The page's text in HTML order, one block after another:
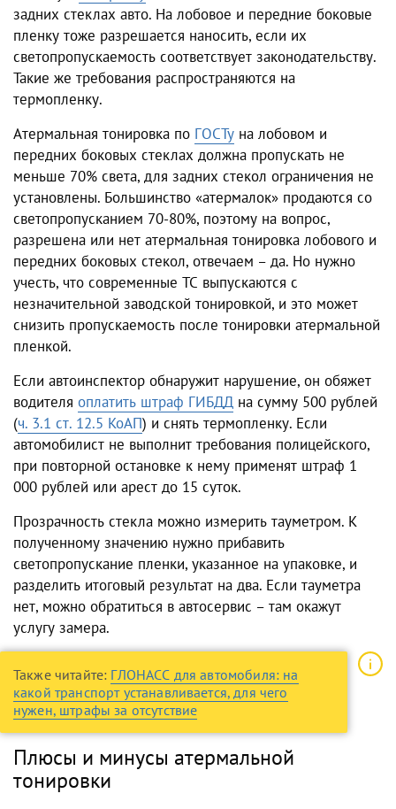
задних стеклах авто. На лобовое и передние боковые
пленку тоже разрешается наносить, если их
светопропускаемость соответствует законодательству.
Такие же требования распространяются на
термопленку.
Атермальная тонировка по ГОСТу на лобовом и
передних боковых стеклах должна пропускать не
меньше 70% света, для задних стекол ограничения не
установлены. Большинство «атермалок» продаются со
светопропусканием 70-80%, поэтому на вопрос,
разрешена или нет атермальная тонировка лобового и
передних боковых стекол, отвечаем – да. Но нужно
учесть, что современные ТС выпускаются с
незначительной заводской тонировкой, и это может
снизить пропускаемость после тонировки атермальной
пленкой.
Если автоинспектор обнаружит нарушение, он обяжет
водителя оплатить штраф ГИБДД на сумму 500 рублей
(ч. 3.1 ст. 12.5 КоАП) и снять термопленку. Если
автомобилист не выполнит требования полицейского,
при повторной остановке к нему применят штраф 1
000 рублей или арест до 15 суток.
Прозрачность стекла можно измерить тауметром. К
полученному значению нужно прибавить
светопропускание пленки, указанное на упаковке, и
разделить итоговый результат на два. Если тауметра
нет, можно обратиться в автосервис – там окажут
услугу замера.
Также читайте: ГЛОНАСС для автомобиля: на
какой транспорт устанавливается, для чего
нужен, штрафы за отсутствие
Плюсы и минусы атермальной
тонировки